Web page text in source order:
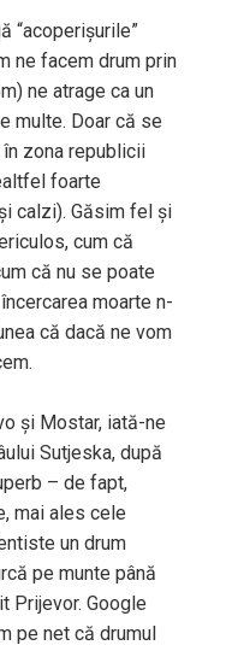
“acoperișurile”
ne facem drum prin
ne atrage ca un
multe. Doar că se
zona republicii
foarte
calzi). Găsim fel și
cum că
că nu se poate
moarte n-
că dacă ne vom
și Mostar, iată-ne
Sutjeska, după
– de fapt,
mai ales cele
un drum
pe munte până
Prijevor. Google
pe net că drumul